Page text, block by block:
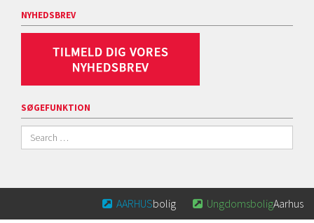
NYHEDSBREV
SØGEFUNKTION
 UngdomsboligAarhus
 AARHUSbolig